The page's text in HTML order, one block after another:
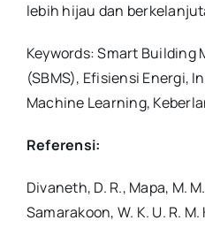
lebih hijau dan
Keywords: Smart Building
(SBMS), Efisiensi Energi,
Machine Learning,
Referensi:
Divaneth, D. R., Mapa, M.
Samarakoon, W. K. U. R. M.